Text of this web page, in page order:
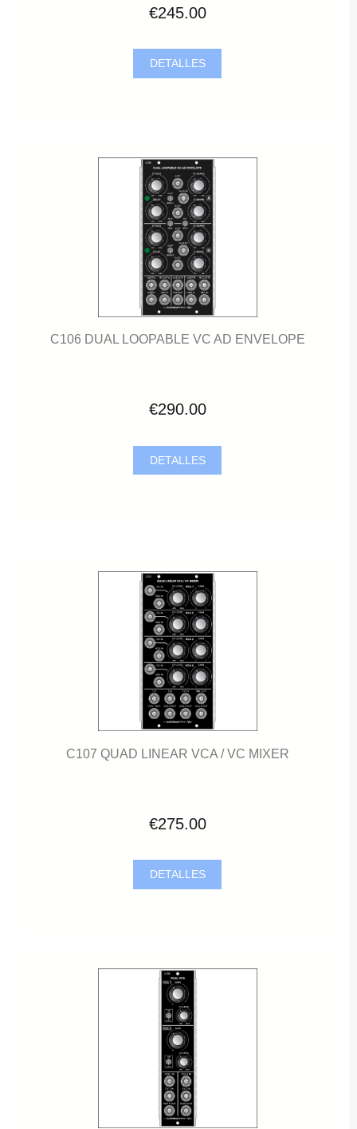
€245.00
DETALLES
C106 DUAL LOOPABLE VC AD ENVELOPE
€290.00
DETALLES
C107 QUAD LINEAR VCA / VC MIXER
€275.00
DETALLES